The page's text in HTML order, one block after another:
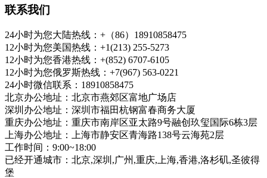
联系我们
24小时为您大陆热线：+（86）18910858475
12小时为您美国热线：+1(213) 255-5273
12小时为您香港热线：+(852) 6707-6105
12小时为您俄罗斯热线：+7(967) 563-0221
24小时微信联系：18910858475
北京办公地址：北京市燕郊区富地广场店
深圳办公地址：深圳市福田杭钢富春商务大厦
重庆办公地址：重庆市南岸区亚太路9号融创玖玺国际6栋3层
上海办公地址：上海市静安区青海路138号云海苑2层
工作时间：9:00~18:00
已经开通城市：北京,深圳,广州,重庆,上海,香港,洛杉矶,圣彼得
堡